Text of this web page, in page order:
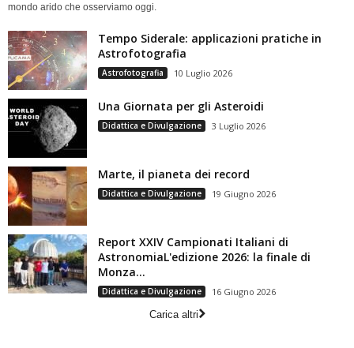
mondo arido che osserviamo oggi.
Tempo Siderale: applicazioni pratiche in
Astrofotografia
Astrofotografia 10 Luglio 2026
Una Giornata per gli Asteroidi
Didattica e Divulgazione 3 Luglio 2026
Marte, il pianeta dei record
Didattica e Divulgazione 19 Giugno 2026
Report XXIV Campionati Italiani di
AstronomiaL'edizione 2026: la finale di
Monza...
Didattica e Divulgazione
16 Giugno 2026
Carica altri